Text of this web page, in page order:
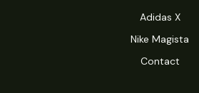
Adidas X
Nike Magista
Contact